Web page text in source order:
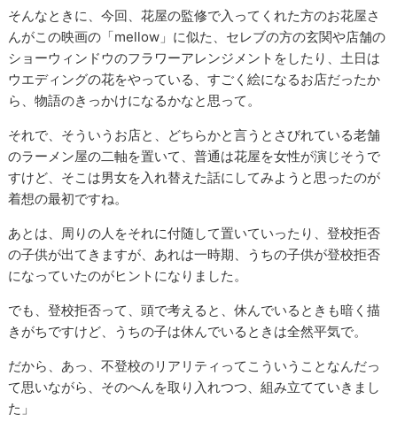
そんなときに、今回、花屋の監修で入ってくれた方のお花屋さ
んがこの映画の「mellow」に似た、セレブの方の玄関や店舗の
ショーウィンドウのフラワーアレンジメントをしたり、土日は
ウエディングの花をやっている、すごく絵になるお店だったか
ら、物語のきっかけになるかなと思って。
それで、そういうお店と、どちらかと言うとさびれている老舗
のラーメン屋の二軸を置いて、普通は花屋を女性が演じそうで
すけど、そこは男女を入れ替えた話にしてみようと思ったのが
着想の最初ですね。
あとは、周りの人をそれに付随して置いていったり、登校拒否
の子供が出てきますが、あれは一時期、うちの子供が登校拒否
になっていたのがヒントになりました。
でも、登校拒否って、頭で考えると、休んでいるときも暗く描
きがちですけど、うちの子は休んでいるときは全然平気で。
だから、あっ、不登校のリアリティってこういうことなんだっ
て思いながら、そのへんを取り入れつつ、組み立てていきまし
た」